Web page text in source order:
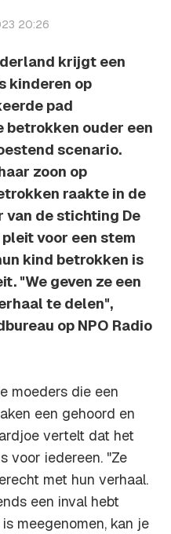
20:26
krijgt een
kinderen op
pad
betrokken ouder een
scenario.
zoon op
raakte in de
de stichting De
voor een stem
kind betrokken is
"We geven ze een
te delen",
op NPO Radio
moeders die een
een gehoord en
vertelt dat het
voor iedereen. "Ze
met hun verhaal.
een inval hebt
meegenomen, kan je